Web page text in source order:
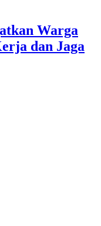
Warga
dan Jaga